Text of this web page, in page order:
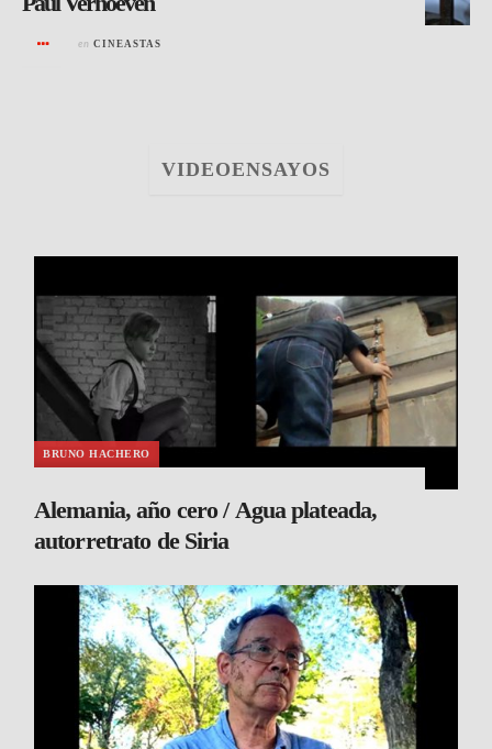
en CINEASTAS
VIDEOENSAYOS
BRUNO HACHERO
Alemania, año cero / Agua plateada,
autorretrato de Siria